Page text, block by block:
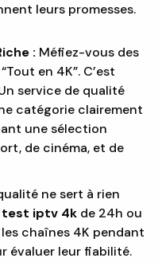
leurs promesses.
: Méfiez-vous des
en 4K”. C’est
service de qualité
catégorie clairement
une sélection
de cinéma, et de
ne sert à rien
test iptv 4k de 24h ou
chaînes 4K pendant
évaluer leur fiabilité.